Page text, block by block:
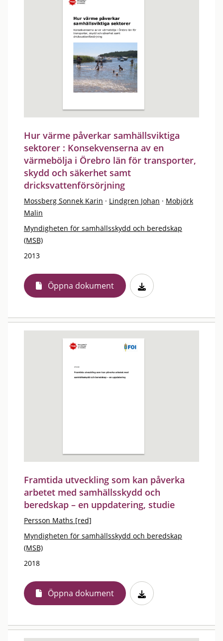
Hur värme påverkar samhällsviktiga
sektorer : Konsekvenserna av en
värmebölja i Örebro län för transporter,
skydd och säkerhet samt
dricksvattenförsörjning
Mossberg Sonnek Karin · Lindgren Johan · Mobjörk
Malin
Myndigheten för samhällsskydd och beredskap
(MSB)
2013
Öppna dokument
Framtida utveckling som kan påverka
arbetet med samhällsskydd och
beredskap – en uppdatering, studie
Persson Maths [red]
Myndigheten för samhällsskydd och beredskap
(MSB)
2018
Öppna dokument